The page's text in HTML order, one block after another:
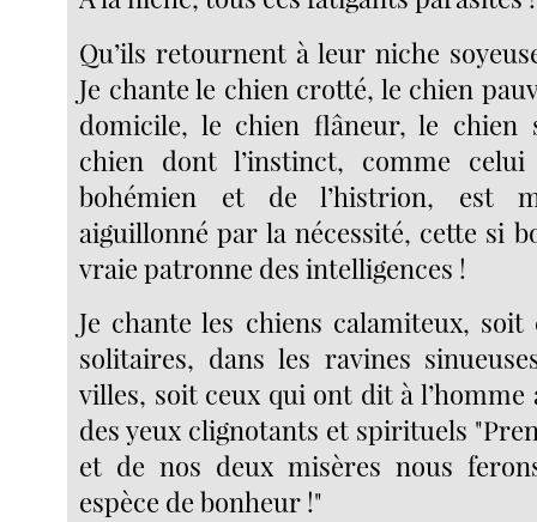
Qu’ils retournent à leur niche
Je chante le chien crotté, le chien
domicile, le chien flâneur, le chien
chien dont l’instinct, comme
bohémien et de l’histrion, est
aiguillonné par la nécessité, cette si
vraie patronne des intelligences !
Je chante les chiens calamiteux,
solitaires, dans les ravines
villes, soit ceux qui ont dit à l’homme
des yeux clignotants et spirituels
et de nos deux misères nous
espèce de bonheur !"